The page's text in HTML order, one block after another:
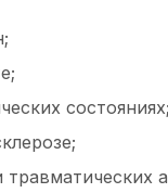
состояниях;